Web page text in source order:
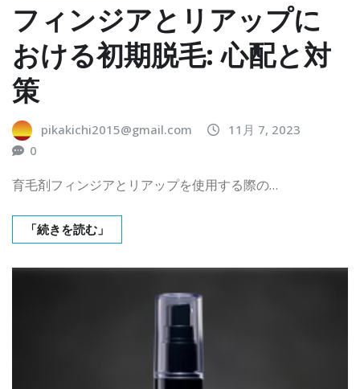
フィンジアとリアップに
おける初期脱毛: 心配と対
策
pikakichi2015@gmail.com
11月 7, 2023
0
育毛剤フィンジアとリアップを使用する際の…
「続きを読む」